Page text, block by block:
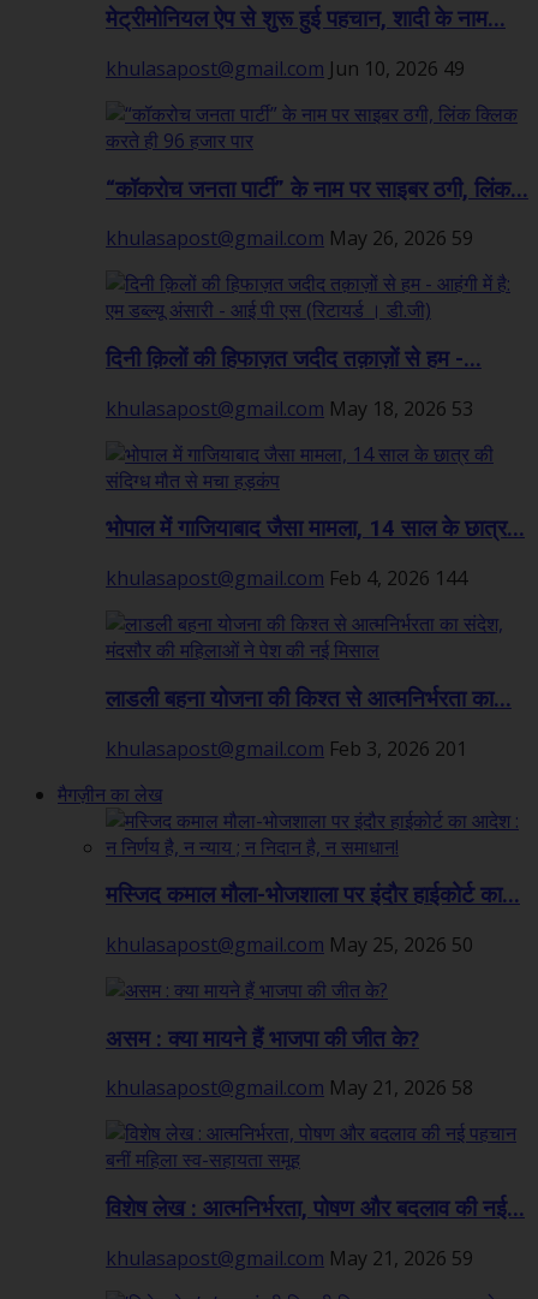
मेट्रीमोनियल ऐप से शुरू हुई पहचान, शादी के नाम...
khulasapost@gmail.com Jun 10, 2026 49
“कॉकरोच जनता पार्टी” के नाम पर साइबर ठगी, लिंक...
khulasapost@gmail.com May 26, 2026 59
दिनी क़िलों की हिफाज़त जदीद तक़ाज़ों से हम -...
khulasapost@gmail.com May 18, 2026 53
भोपाल में गाजियाबाद जैसा मामला, 14 साल के छात्र...
khulasapost@gmail.com Feb 4, 2026 144
लाडली बहना योजना की किश्त से आत्मनिर्भरता का...
khulasapost@gmail.com Feb 3, 2026 201
मैगज़ीन का लेख
मस्जिद कमाल मौला-भोजशाला पर इंदौर हाईकोर्ट का...
khulasapost@gmail.com May 25, 2026 50
असम : क्या मायने हैं भाजपा की जीत के?
khulasapost@gmail.com May 21, 2026 58
विशेष लेख : आत्मनिर्भरता, पोषण और बदलाव की नई...
khulasapost@gmail.com May 21, 2026 59